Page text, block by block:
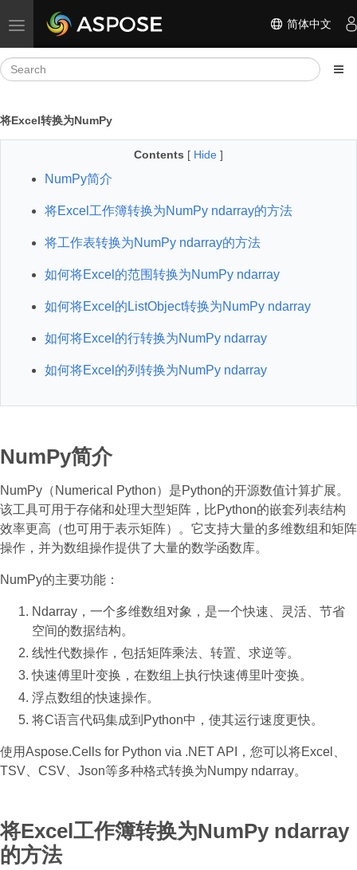
Toggle navigation 简体中文
将Excel转换为NumPy
Contents [ Hide ]
NumPy简介
将Excel工作簿转换为NumPy ndarray的方法
将工作表转换为NumPy ndarray的方法
如何将Excel的范围转换为NumPy ndarray
如何将Excel的ListObject转换为NumPy ndarray
如何将Excel的行转换为NumPy ndarray
如何将Excel的列转换为NumPy ndarray
NumPy简介
NumPy（Numerical Python）是Python的开源数值计算扩展。
该工具可用于存储和处理大型矩阵，比Python的嵌套列表结构
效率更高（也可用于表示矩阵）。它支持大量的多维数组和矩阵
操作，并为数组操作提供了大量的数学函数库。
NumPy的主要功能：
Ndarray，一个多维数组对象，是一个快速、灵活、节省
空间的数据结构。
线性代数操作，包括矩阵乘法、转置、求逆等。
快速傅里叶变换，在数组上执行快速傅里叶变换。
浮点数组的快速操作。
将C语言代码集成到Python中，使其运行速度更快。
使用Aspose.Cells for Python via .NET API，您可以将Excel、
TSV、CSV、Json等多种格式转换为Numpy ndarray。
将Excel工作簿转换为NumPy ndarray
的方法